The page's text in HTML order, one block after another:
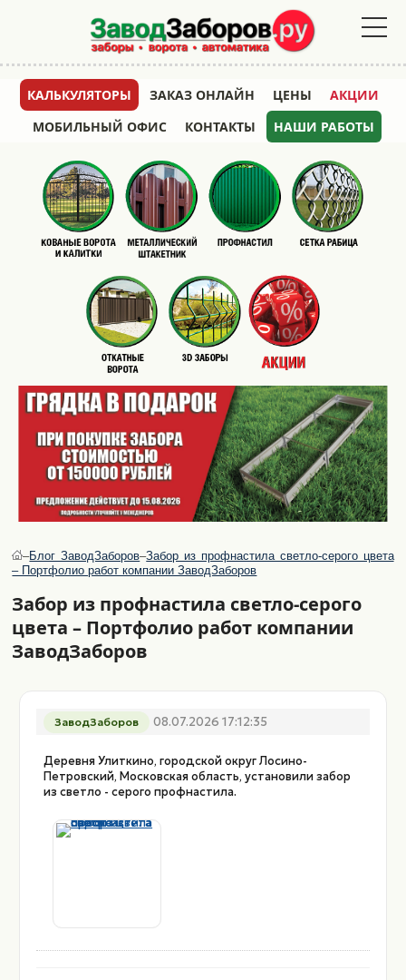
КАЛЬКУЛЯТОРЫ ЗАКАЗ ОНЛАЙН ЦЕНЫ
АКЦИИ
МОБИЛЬНЫЙ ОФИС
КОНТАКТЫ НАШИ РАБОТЫ
–Блог ЗаводЗаборов–Забор из профнастила светло-серого цвета
– Портфолио работ компании ЗаводЗаборов
Забор из профнастила светло-серого
цвета – Портфолио работ компании
ЗаводЗаборов
Забор из профнастила светло-серого
ЗаводЗаборов 08.07.2026 17:12:35
Деревня Улиткино, городской округ Лосино-
Петровский, Московская область, установили забор
из светло - серого профнастила.